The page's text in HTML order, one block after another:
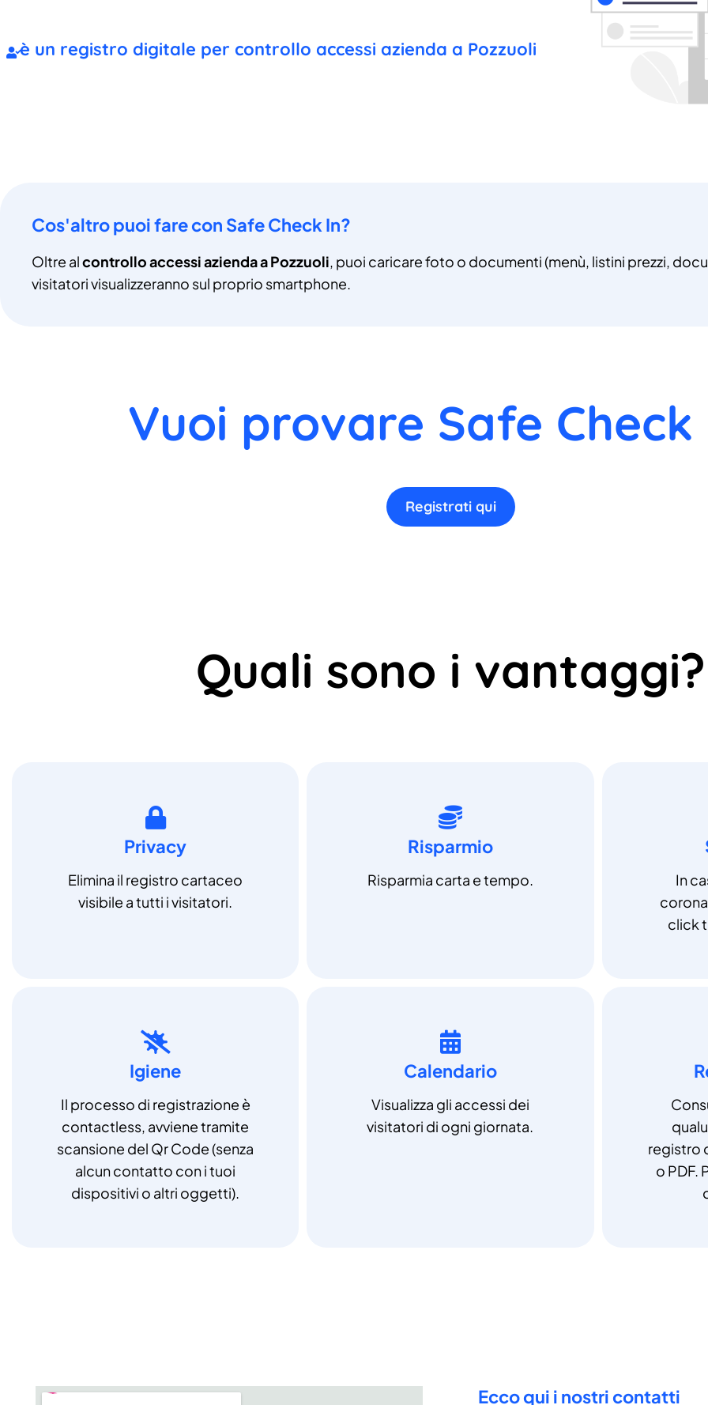
è un registro digitale per controllo accessi azienda a Pozzuoli
Cos'altro puoi fare con Safe Check In?
Oltre alcontrollo accessi azienda a Pozzuoli, puoi caricare foto o documenti (menù, listini prezzi,
visitatori visualizzeranno sul proprio smartphone.
Vuoi provare Safe Check
Registrati qui
Quali sono i vantaggi?
Privacy
Elimina il registro cartaceo
visibile a tutti i visitatori.
Risparmio
Risparmia carta e tempo.
In
click
Igiene
Il processo di registrazione è
contactless, avviene tramite
scansione del Qr Code (senza
alcun contatto con i tuoi
dispositivi o altri oggetti).
Calendario
Visualizza gli accessi dei
visitatori di ogni giornata.
registro
o PDF.
Ecco qui i nostri contatti